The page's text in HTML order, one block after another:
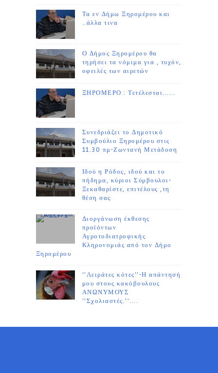
Τα εν Δήμω Ξηρομέρου και
..άλλα τινα
Ο Δήμος Ξηρομέρου θα
τηρήσει τα νόμιμα για , τυχόν,
οφειλές των αιρετών
ΞΗΡΟΜΕΡΟ : Τετέλεσται......
Συνεδριάζει το Δημοτικό
Συμβούλιο Ξηρομέρου στις
11.30 πμ-Ζωντανή Μετάδοση
Ιδού η Ρόδος, ιδού και το
πήδημα, κύριοι Σύμβουλοι-
Ξεκαθαρίστε, επιτέλους ,τη
θέση σας
Διοργάνωση έκθεσης
προϊόντων
Αγροτοδιατροφικής
Κληρονομιάς από τον Δήμο
Ξηρομέρου
''Λειράτες κότες''-Η απάντησή
μου στους κακόβουλους
ΑΝΩΝΥΜΟΥΣ
''Σχολιαστές.''....